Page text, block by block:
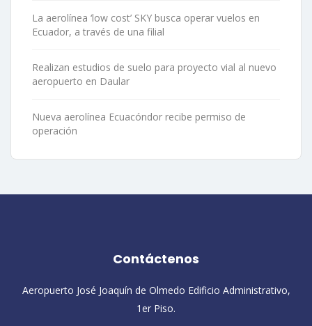
La aerolínea ‘low cost’ SKY busca operar vuelos en
Ecuador, a través de una filial
Realizan estudios de suelo para proyecto vial al nuevo
aeropuerto en Daular
Nueva aerolínea Ecuacóndor recibe permiso de
operación
Contáctenos
Aeropuerto José Joaquín de Olmedo Edificio Administrativo,
1er Piso.